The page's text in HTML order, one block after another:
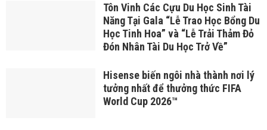
Tôn Vinh Các Cựu Du Học Sinh Tài
Năng Tại Gala “Lễ Trao Học Bổng Du
Học Tinh Hoa” và “Lễ Trải Thảm Đỏ
Đón Nhân Tài Du Học Trở Về”
Hisense biến ngôi nhà thành nơi lý
tưởng nhất để thưởng thức FIFA
World Cup 2026™